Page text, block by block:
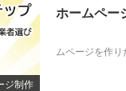
ジ制作
ホームペー
ムページを作り